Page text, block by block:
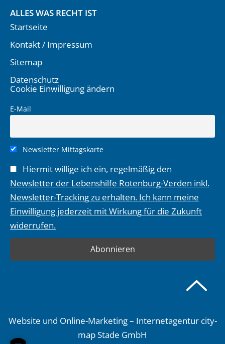
ALLES WAS RECHT IST
Startseite
Kontakt / Impressum
Sitemap
Datenschutz
Cookie Einwilligung ändern
E-Mail
Newsletter Mittagskarte
Hiermit willige ich ein, regelmäßig den
Newsletter der Lebenshilfe Rotenburg-Verden inkl.
Newsletter-Tracking zu erhalten. Ich kann meine
Einwilligung jederzeit mit Wirkung für die Zukunft
widerrufen.
Website und Online-Marketing – Internetagentur city-
map Stade GmbH